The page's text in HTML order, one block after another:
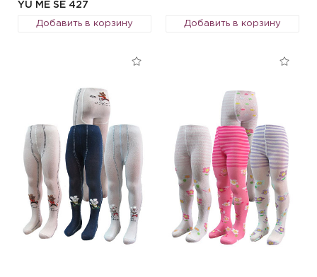
YU ME SE 427
Добавить в корзину Добавить в корзину